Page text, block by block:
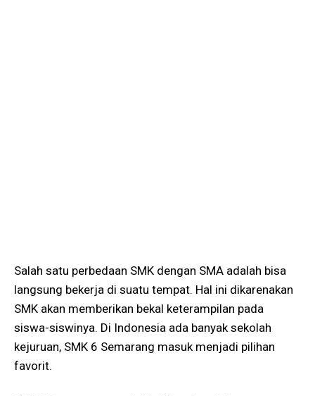
Salah satu perbedaan SMK dengan SMA adalah bisa
langsung bekerja di suatu tempat. Hal ini dikarenakan
SMK akan memberikan bekal keterampilan pada
siswa-siswinya. Di Indonesia ada banyak sekolah
kejuruan, SMK 6 Semarang masuk menjadi pilihan
favorit.